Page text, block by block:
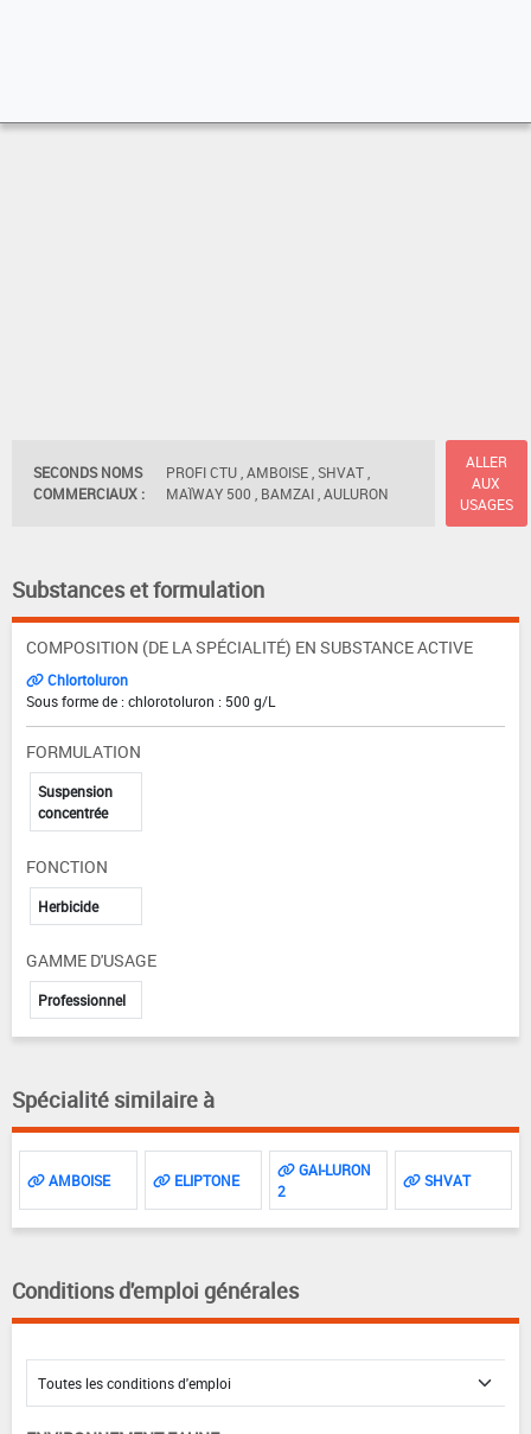
SECONDS NOMS
COMMERCIAUX :
PROFI CTU , AMBOISE , SHVAT ,
MAÏWAY 500 , BAMZAI , AULURON
ALLER
AUX
USAGES
Substances et formulation
COMPOSITION (DE LA SPÉCIALITÉ) EN SUBSTANCE ACTIVE
Chlortoluron
Sous forme de : chlorotoluron : 500 g/L
FORMULATION
Suspension
concentrée
FONCTION
Herbicide
GAMME D'USAGE
Professionnel
Spécialité similaire à
AMBOISE ELIPTONE
GAI-LURON
2
SHVAT
Conditions d'emploi générales